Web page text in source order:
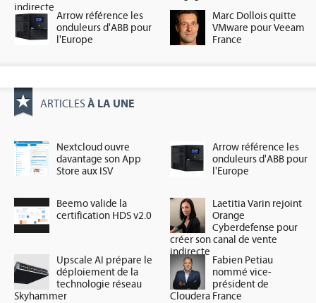
indirecte
Arrow référence les
onduleurs d'ABB pour
l'Europe
Marc Dollois quitte
VMware pour Veeam
France
ARTICLES À LA UNE
Nextcloud ouvre
davantage son App
Store aux ISV
Arrow référence les
onduleurs d'ABB pour
l'Europe
Beemo valide la
certification HDS v2.0
Laetitia Varin rejoint
Orange
Cyberdefense pour
créer son canal de vente
indirecte
Upscale AI prépare le
déploiement de la
technologie réseau
Skyhammer
Fabien Petiau
nommé vice-
président de
Cloudera France